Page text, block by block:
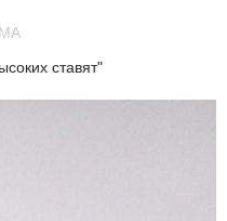
ставят"